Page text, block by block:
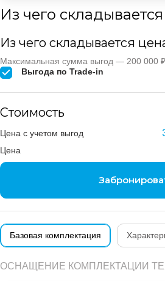
Из чего
Из чего складывается
Максимальная сумма выгод — 200 000 ₽
Выгода по Trade-in
Стоимость
Цена с учетом выгод
Цена
Базовая комплектация
ОСНАЩЕНИЕ КОМПЛЕКТАЦИИ